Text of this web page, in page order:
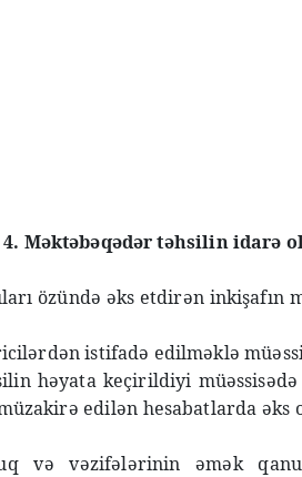
4. Məktəbəqədər təhsilin idarə
özündə əks etdirən
istifadə edilməklə
həyata keçirildiyi
edilən hesabatlarda
və vəzifələrinin əmək